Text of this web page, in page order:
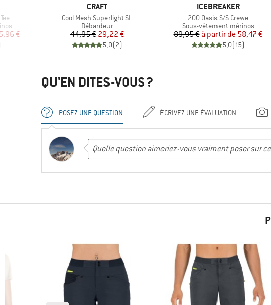
€
MARQUE
CRAFT
Article
Cool Mesh Superlight SL
Product group
Débardeur
Prix
44,95 €Prix réduit
29,22 €
5,0(2)
MARQUE
ICEBREAKER
Article
200 Oasis S/S Crewe
Product group
Sous-vêtement mérinos
Prix
89,95 € Prix réduit
à partir de 58,47 €
5,0(15)
QU'EN DITES-VOUS ?
POSEZ UNE QUESTION ÉCRIVEZ UNE ÉVALUATION